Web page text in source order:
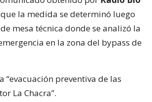
la medida se determinó luego
mesa técnica donde se analizó la
en la zona del bypass de
“evacuación preventiva de las
La Chacra”.